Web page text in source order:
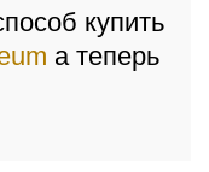
купить
а теперь